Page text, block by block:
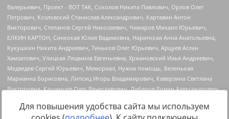
Для повышения удобства сайта мы используем